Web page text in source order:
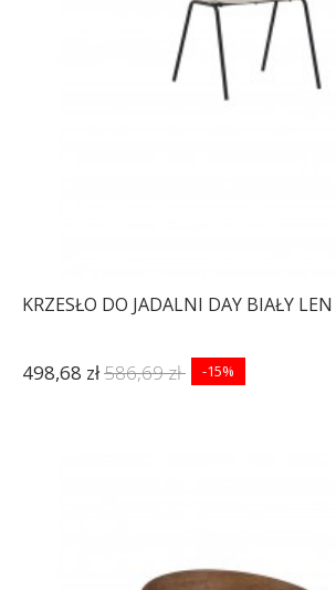
KRZESŁO DO JADALNI DAY BIAŁY LEN
498,68 zł586,69 zł -15%